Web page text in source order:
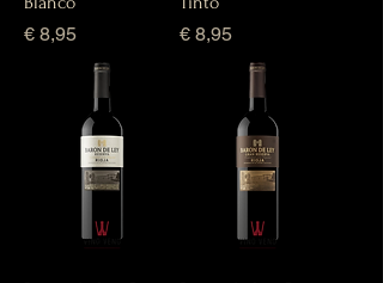
Prijs
€ 8,95 Prijs
€ 8,95